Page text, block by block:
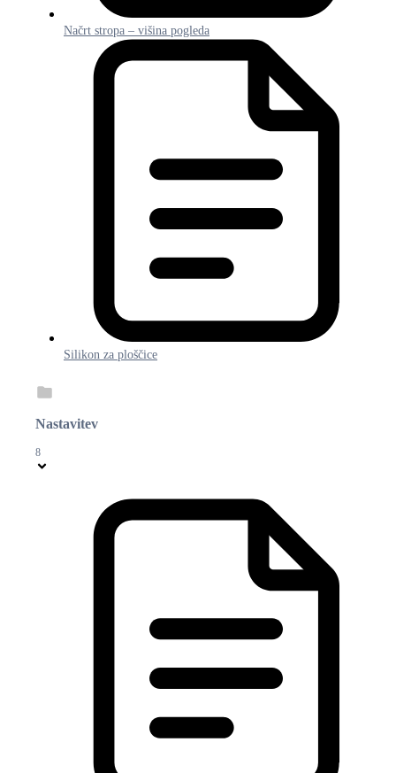
Načrt stropa – višina pogleda
Silikon za ploščice
Nastavitev
8